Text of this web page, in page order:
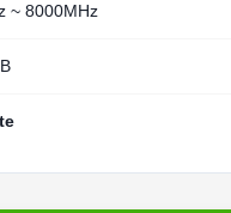
~ 8000MHz